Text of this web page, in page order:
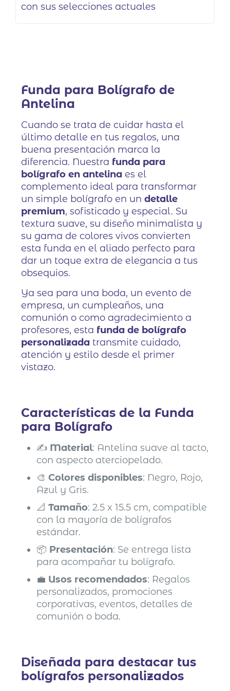
con sus selecciones actuales
Funda para Bolígrafo de
Antelina
Cuando se trata de cuidar hasta el
último detalle en tus regalos, una
buena presentación marca la
diferencia. Nuestra funda para
bolígrafo en antelina es el
complemento ideal para transformar
un simple bolígrafo en undetalle
premium, sofisticado y especial. Su
textura suave, su diseño minimalista y
su gama de colores vivos convierten
esta funda en el aliado perfecto para
dar un toque extra de elegancia a tus
obsequios.
Ya sea para una boda, un evento de
empresa, un cumpleaños, una
comunión o como agradecimiento a
profesores, esta funda de bolígrafo
personalizada transmite cuidado,
atención y estilo desde el primer
vistazo.
Características de la Funda
para Bolígrafo
✍️ Material: Antelina suave al tacto,
con aspecto aterciopelado.
🎨Colores disponibles: Negro, Rojo,
Azul y Gris.
📐Tamaño: 2.5 x 15.5 cm, compatible
con la mayoría de bolígrafos
estándar.
📦 Presentación: Se entrega lista
para acompañar tu bolígrafo.
💼 Usos recomendados: Regalos
personalizados, promociones
corporativas, eventos, detalles de
comunión o boda.
Diseñada para destacar tus
bolígrafos personalizados